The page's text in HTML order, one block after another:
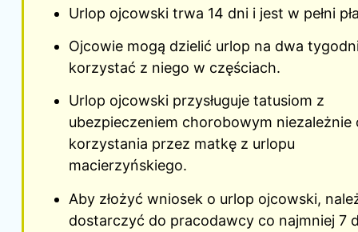
Urlop ojcowski trwa 14 dni i jest w pełni
Ojcowie mogą dzielić urlop na dwa
korzystać z niego w częściach.
Urlop ojcowski przysługuje tatusiom z
ubezpieczeniem chorobowym niezależnie
korzystania przez matkę z urlopu
macierzyńskiego.
Aby złożyć wniosek o urlop ojcowski,
dostarczyć do pracodawcy co najmniej 7